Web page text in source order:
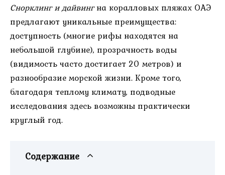
Снорклинг и дайвингна коралловых пляжах ОАЭ
предлагают уникальные преимущества:
доступность (многие рифы находятся на
небольшой глубине), прозрачность воды
(видимость часто достигает 20 метров) и
разнообразие морской жизни. Кроме того,
благодаря теплому климату, подводные
исследования здесь возможны практически
круглый год.
Содержание